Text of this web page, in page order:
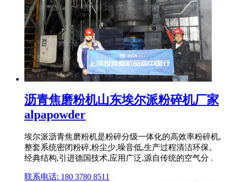
沥青焦磨粉机山东埃尔派粉碎机厂家
alpapowder
埃尔派沥青焦磨粉机是粉碎分级一体化的高效率粉碎机,
整套系统密闭粉碎,粉尘少,噪音低,生产过程清洁环保。
经典结构,引进德国技术,应用广泛,源自传统的空气分 .
联系电话: 180 3780 8511